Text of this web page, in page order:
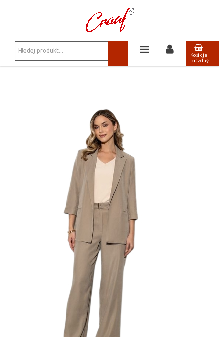
Košík je
prázdný
SAKA, BLEJZRY
/
ELEGANTNÍ SAKO BARENGO 003